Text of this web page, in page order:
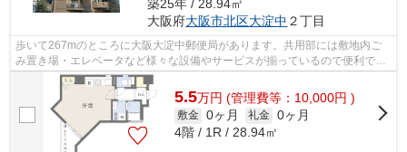
築25年 / 28.94㎡
大阪府大阪市北区大淀中 ２丁目
歩いて267mのところに大阪大淀中郵便局があります。共用部には敷地内ご
み置き場・エレベータなど様々な設備やサービスが揃っているので便利で
す。デザイナーズ物件は非日常的なライフ...
5.5万円 (管理費等：10,000円 )
敷金 0ヶ月 礼金 0ヶ月
4階 / 1R / 28.94㎡